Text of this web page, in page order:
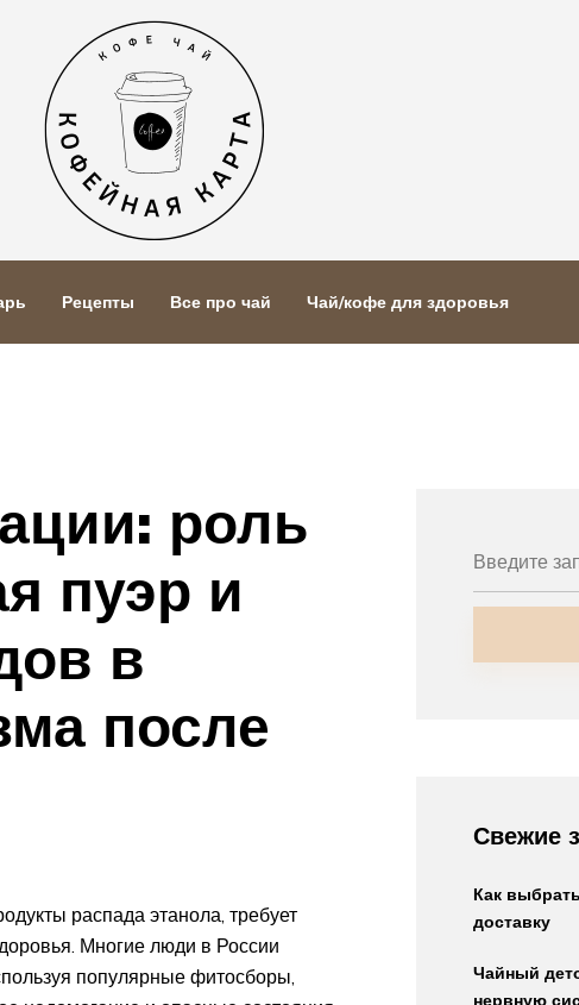
Рецепты Все про чай Чай/кофе для здоровья
роль
пуэр и
в
после
распада этанола, требует
Многие люди в России
популярные фитосборы,
Свежие
Как
доставку
Чайный
нервную